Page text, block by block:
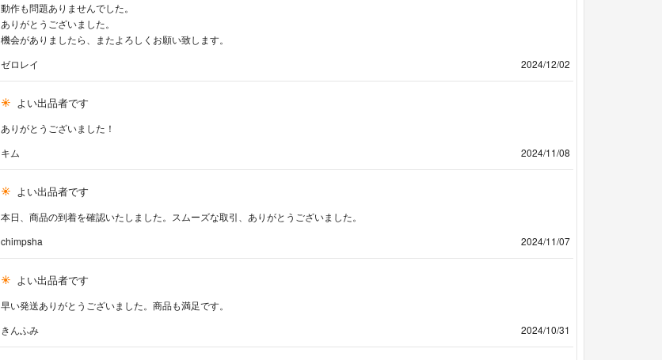
動作も問題ありませんでした。
ありがとうございました。
機会がありましたら、またよろしくお願い致します。
ゼロレイ
2024/12/02
よい出品者です
ありがとうございました！
キム
2024/11/08
よい出品者です
本日、商品の到着を確認いたしました。スムーズな取引、ありがとうございました。
chimpsha
2024/11/07
よい出品者です
早い発送ありがとうございました。商品も満足です。
きんふみ
2024/10/31